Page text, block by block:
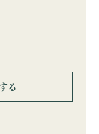
る